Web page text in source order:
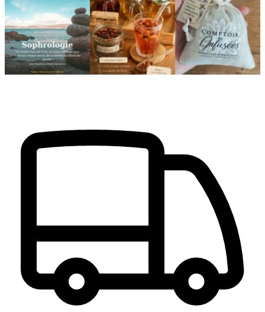
🌿 Cinq mois, cinq façons
de souffler
...
8 1
Deux visages, une même
philosophie 🌿
Le...
11 0
🎁 L`attention qui fait
plaisir — et qui vous...
24 2